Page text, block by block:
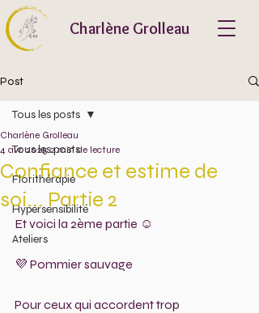
Charlène Grolleau
Post
Tous les posts
Florithérapie
Hypersensibilité
Ateliers
Tous les posts
Confiance et estime de
soi... Partie 2
Charlène Grolleau
4 avr. 2025 2 min de lecture
Et voici la 2ème partie ☺️
💜 Pommier sauvage
Pour ceux qui accordent trop